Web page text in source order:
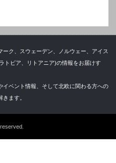
ク、スウェーデン、ノルウェー、アイス
トビア、リトアニア)の情報をお届けす
ベント情報、そして北欧に関わる方への
ます。